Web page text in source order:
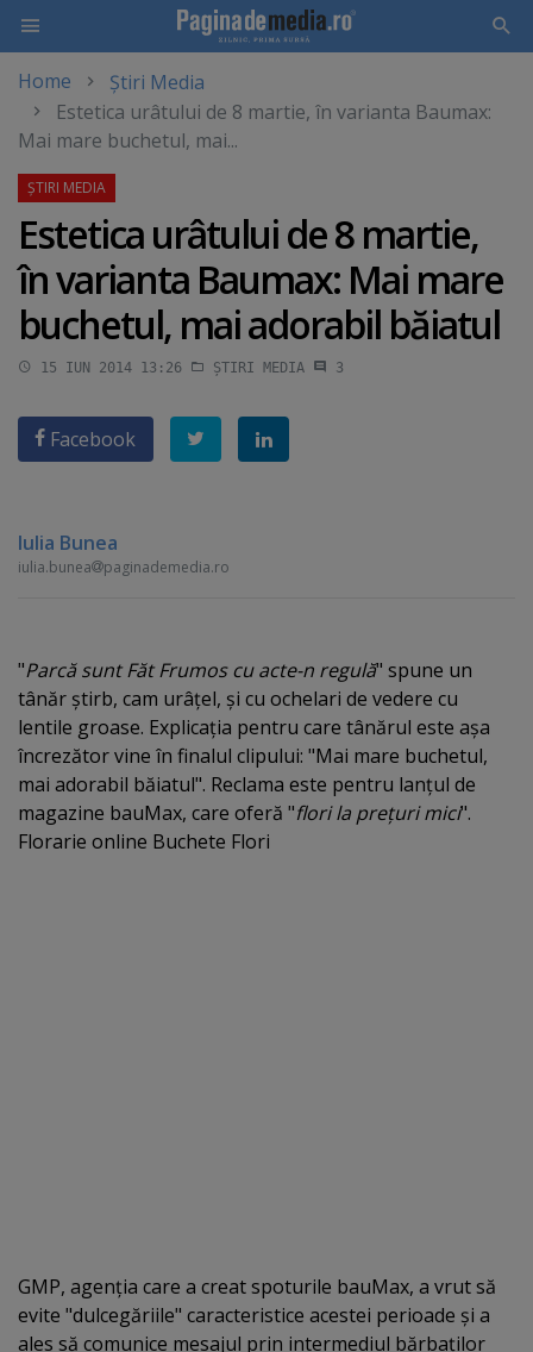
main
content
Home
Știri Media
Estetica urâtului de 8 martie, în varianta Baumax:
Mai mare buchetul, mai...
Estetica urâtului de 8 martie,
în varianta Baumax: Mai mare
buchetul, mai adorabil băiatul
15 IUN 2014 13:26 ȘTIRI MEDIA 3
Facebook
Iulia Bunea
iulia.bunea paginademedia.ro
"Parcă sunt Făt Frumos cu acte-n regulă" spune un
tânăr ştirb, cam urâţel, şi cu ochelari de vedere cu
lentile groase. Explicaţia pentru care tânărul este aşa
încrezător vine în finalul clipului: "Mai mare buchetul,
mai adorabil băiatul". Reclama este pentru lanţul de
magazine bauMax, care oferă "flori la preţuri mici".
Florarie online Buchete Flori
GMP, agenţia care a creat spoturile bauMax, a vrut să
evite "dulcegăriile" caracteristice acestei perioade şi a
ales să comunice mesajul prin intermediul bărbaţilor